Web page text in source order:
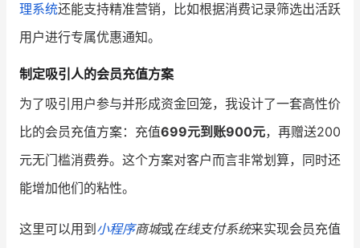
有赞云
理系统还能支持精准营销，比如根据消费记录筛选出活跃
用户进行专属优惠通知。
制定吸引人的会员充值方案
为了吸引用户参与并形成资金回笼，我设计了一套高性价
比的会员充值方案：充值699元到账900元，再赠送200
元无门槛消费券。这个方案对客户而言非常划算，同时还
能增加他们的粘性。
这里可以用到 小程序商城或在线支付系统来实现会员充值